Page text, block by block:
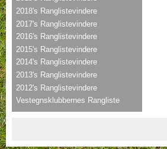
2018's Ranglistevindere
2017's Ranglistevindere
2016's Ranglistevindere
2015's Ranglistevindere
2014's Ranglistevindere
2013's Ranglistevindere
2012's Ranglistevindere
Vestegnsklubbernes Rangliste